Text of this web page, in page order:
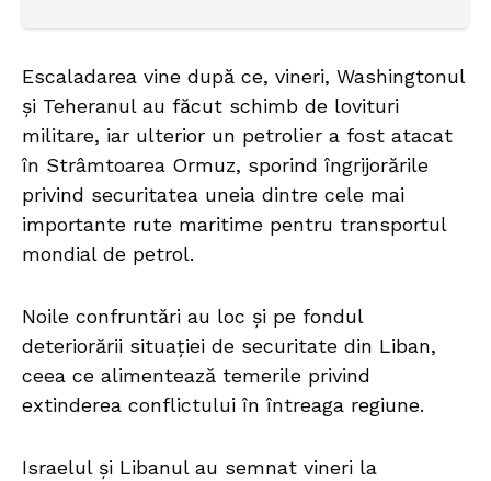
Escaladarea vine după ce, vineri, Washingtonul
și Teheranul au făcut schimb de lovituri
militare, iar ulterior un petrolier a fost atacat
în Strâmtoarea Ormuz, sporind îngrijorările
privind securitatea uneia dintre cele mai
importante rute maritime pentru transportul
mondial de petrol.
Noile confruntări au loc și pe fondul
deteriorării situației de securitate din Liban,
ceea ce alimentează temerile privind
extinderea conflictului în întreaga regiune.
Israelul și Libanul au semnat vineri la